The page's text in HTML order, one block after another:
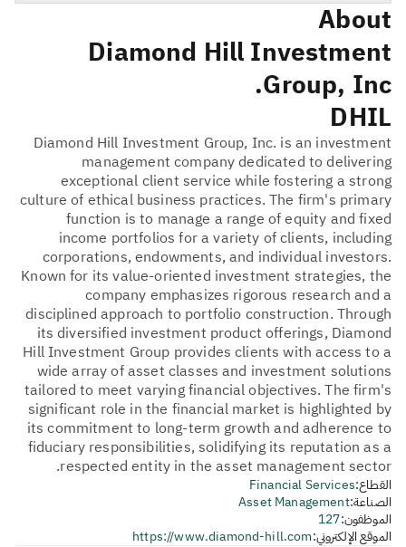
About
Diamond Hill Investment
Group, Inc.
DHIL
Diamond Hill Investment Group, Inc. is an investment
management company dedicated to delivering
exceptional client service while fostering a strong
culture of ethical business practices. The firm's primary
function is to manage a range of equity and fixed
income portfolios for a variety of clients, including
corporations, endowments, and individual investors.
Known for its value-oriented investment strategies, the
company emphasizes rigorous research and a
disciplined approach to portfolio construction. Through
its diversified investment product offerings, Diamond
Hill Investment Group provides clients with access to a
wide array of asset classes and investment solutions
tailored to meet varying financial objectives. The firm's
significant role in the financial market is highlighted by
its commitment to long-term growth and adherence to
fiduciary responsibilities, solidifying its reputation as a
respected entity in the asset management sector.
القطاع:Financial Services
الصناعة:Asset Management
الموظفون:127
الموقع الإلكتروني:https://www.diamond-hill.com